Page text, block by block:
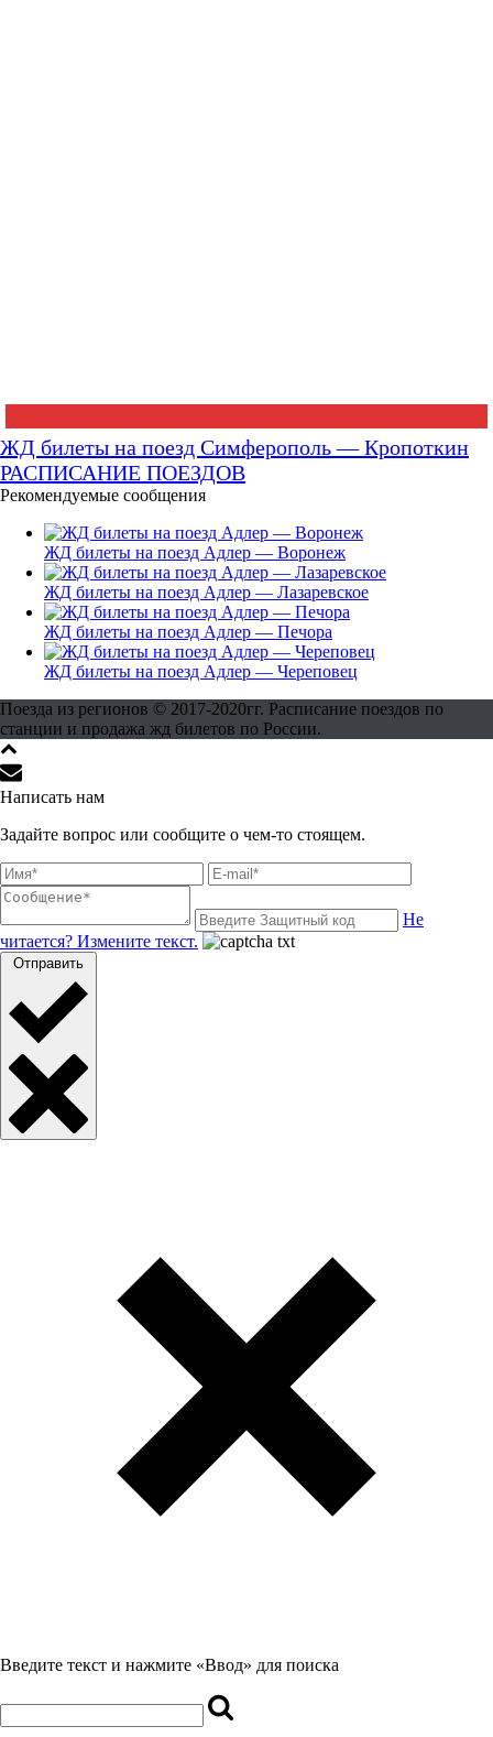
ЖД билеты на поезд Симферополь — Кропоткин
РАСПИСАНИЕ ПОЕЗДОВ
Рекомендуемые сообщения
ЖД билеты на поезд Адлер — Воронеж
ЖД билеты на поезд Адлер — Лазаревское
ЖД билеты на поезд Адлер — Печора
ЖД билеты на поезд Адлер — Череповец
Поезда из регионов © 2017-2020гг. Расписание поездов по
станции и продажа жд билетов по России.
Написать нам
Задайте вопрос или сообщите о чем-то стоящем.
Не
читается? Измените текст.
Отправить
Введите текст и нажмите «Ввод» для поиска